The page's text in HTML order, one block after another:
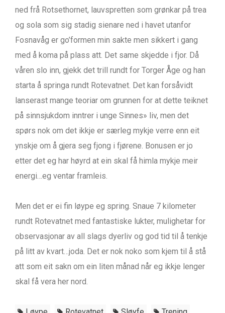
ned frå Rotsethornet, lauvspretten som grønkar på trea
og sola som sig stadig sienare ned i havet utanfor
Fosnavåg er go’formen min sakte men sikkert i gang
med å koma på plass att. Det same skjedde i fjor. Då
våren slo inn, gjekk det trill rundt for Torger Åge og han
starta å springa rundt Rotevatnet. Det kan forsåvidt
lanserast mange teoriar om grunnen for at dette teiknet
på sinnsjukdom inntrer i unge Sinnes» liv, men det
spørs nok om det ikkje er særleg mykje verre enn eit
ynskje om å gjera seg fjong i fjørene. Bonusen er jo
etter det eg har høyrd at ein skal få himla mykje meir
energi…eg ventar framleis.
Men det er ei fin løype eg spring. Snaue 7 kilometer
rundt Rotevatnet med fantastiske lukter, mulighetar for
observasjonar av all slags dyerliv og god tid til å tenkje
på litt av kvart…joda. Det er nok noko som kjem til å stå
att som eit sakn om ein liten månad når eg ikkje lenger
skal få vera her nord.